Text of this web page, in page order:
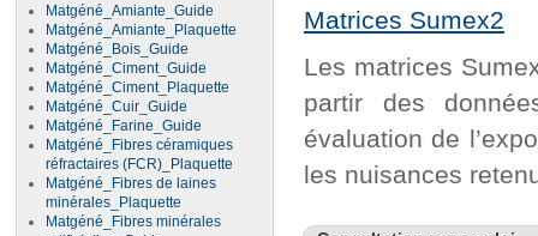
Matgéné_Amiante_Guide
Matgéné_Amiante_Plaquette
Matgéné_Bois_Guide
Matgéné_Ciment_Guide
Matgéné_Ciment_Plaquette
Matgéné_Cuir_Guide
Matgéné_Farine_Guide
Matgéné_Fibres céramiques
réfractaires (FCR)_Plaquette
Matgéné_Fibres de laines
minérales_Plaquette
Matgéné_Fibres minérales
Matrices Sumex2
Les matrices
partir des
évaluation de
les nuisances